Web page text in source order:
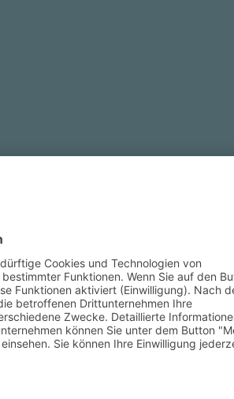
Wissen